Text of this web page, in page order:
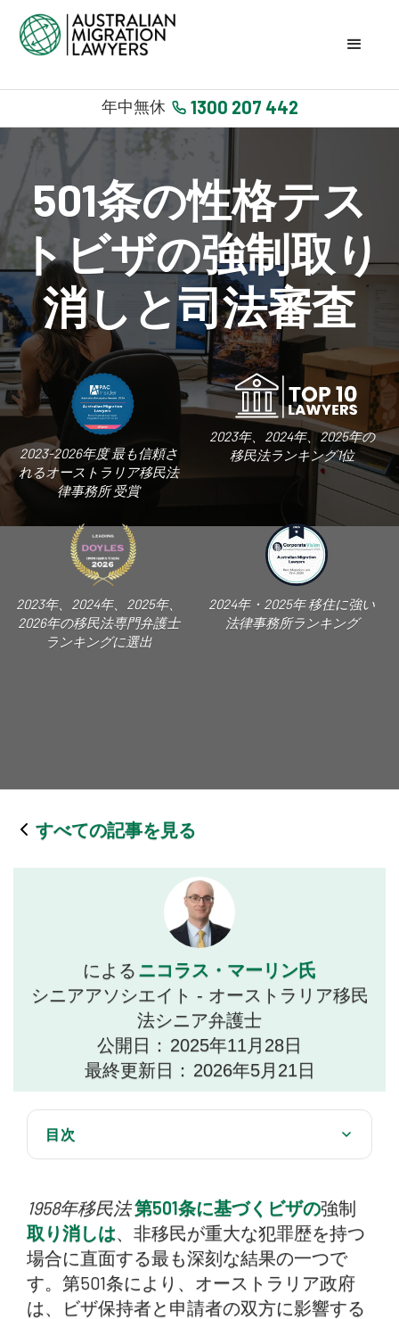
年中無休 1300 207 442
501条の性格テス
トビザの強制取り
消しと司法審査
2023-2026年度 最も信頼さ
れるオーストラリア移民法
律事務所 受賞
2023年、2024年、2025年の
移民法ランキング1位
2023年、2024年、2025年、
2026年の移民法専門弁護士
ランキングに選出
2024年・2025年 移住に強い
法律事務所ランキング
すべての記事を見る
による ニコラス・マーリン氏
シニアアソシエイト - オーストラリア移民
法シニア弁護士
公開日： 2025年11月28日
最終更新日： 2026年5月21日
目次
重大な犯罪歴」の定義
キャンセルを検討する旨の通知（NOICC）
Australia Migration Lawyers can help you all over
Australia
1958年移民法第501条に基づくビザの強制
取り消しは、非移民が重大な犯罪歴を持つ
場合に直面する最も深刻な結果の一つで
す。第501条により、オーストラリア政府
は、ビザ保持者と申請者の双方に影響する